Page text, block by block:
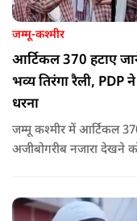
जम्मू-कश्मीर
आर्टिकल 370 हटाए
भव्य तिरंगा रैली, PDP
धरना
जम्मू कश्मीर में आर्टिकल
अजीबोगरीब नजारा देखने